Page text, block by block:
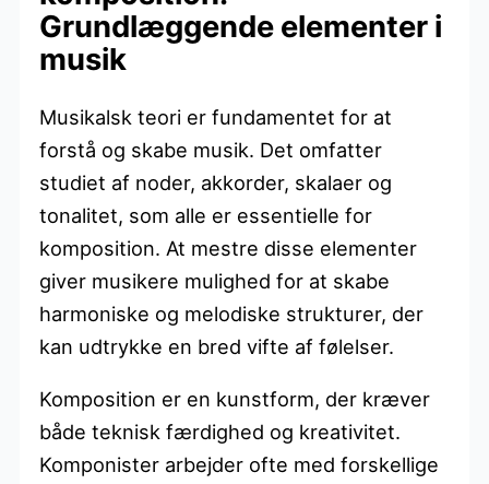
Grundlæggende elementer i
musik
Musikalsk teori er fundamentet for at
forstå og skabe musik. Det omfatter
studiet af noder, akkorder, skalaer og
tonalitet, som alle er essentielle for
komposition. At mestre disse elementer
giver musikere mulighed for at skabe
harmoniske og melodiske strukturer, der
kan udtrykke en bred vifte af følelser.
Komposition er en kunstform, der kræver
både teknisk færdighed og kreativitet.
Komponister arbejder ofte med forskellige